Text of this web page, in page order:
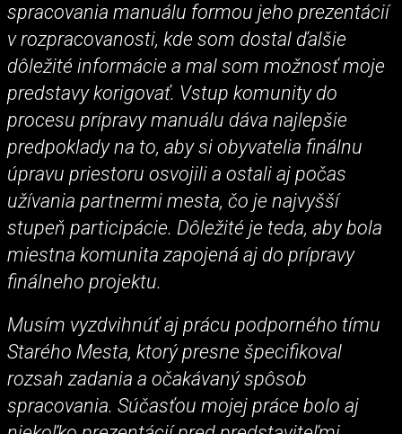
spracovania manuálu formou jeho prezentácií
v rozpracovanosti, kde som dostal ďalšie
dôležité informácie a mal som možnosť moje
predstavy korigovať. Vstup komunity do
procesu prípravy manuálu dáva najlepšie
predpoklady na to, aby si obyvatelia finálnu
úpravu priestoru osvojili a ostali aj počas
užívania partnermi mesta, čo je najvyšší
stupeň participácie. Dôležité je teda, aby bola
miestna komunita zapojená aj do prípravy
finálneho projektu.
Musím vyzdvihnúť aj prácu podporného tímu
Starého Mesta, ktorý presne špecifikoval
rozsah zadania a očakávaný spôsob
spracovania. Súčasťou mojej práce bolo aj